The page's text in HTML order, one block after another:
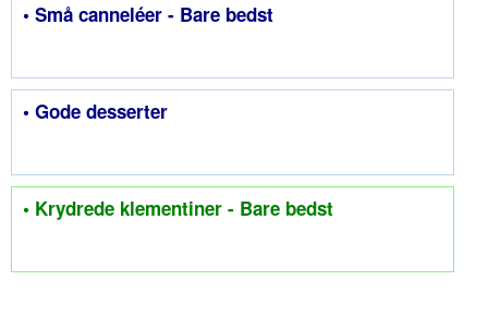
• Små canneléer - Bare bedst
• Gode desserter
• Krydrede klementiner - Bare bedst